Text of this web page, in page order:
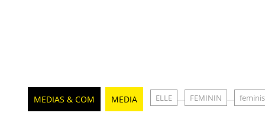
MEDIAS & COM MEDIA ELLE FEMININ